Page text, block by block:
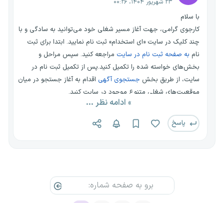
۲۳ شهریور ۱۴۰۴، ۰۰:۲۶
با سلام
کارجوی گرامی، جهت آغاز مسیر شغلی خود می‌توانید به سادگی و با
چند کلیک در سایت «ای استخدام» ثبت نام نمایید. ابتدا برای ثبت
نام به صفحه ثبت نام در سایت مراجعه کنید. سپس مراحل و
بخش‌های خواسته شده را تکمیل کنید.پس از تکمیل ثبت نام در
سایت، از طریق بخش جستجوی آگهی اقدام به آغاز جستجو در میان
موقعیت‌های شغلی متنوع موجود در سایت کنید.
در فرایند جستجو چندین فیلتر مختلف برای سهولت جستجوی شما
قرار داده شده است. با استفاده از این فیلترها می‌توانید:
- استان و شهر
و... را به راحتی انتخاب کرده و برای موقعیت شغلی خود رزومه ارسال
» ادامه نظر ...
پاسخ